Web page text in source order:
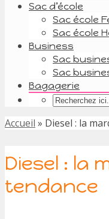
Sac d’école
Sac école
Sac école
Business
Sac
Sac
Bagagerie
Accueil » Diesel : la
Diesel : la
tendance